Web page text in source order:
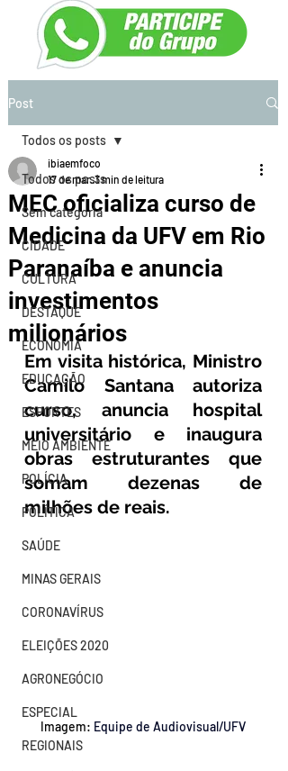
Post
Todos os posts
Sem categoria
CIDADE
CULTURA
DESTAQUE
ECONOMIA
EDUCAÇÃO
ESPORTES
MEIO AMBIENTE
POLÍCIA
POLÍTICA
SAÚDE
MINAS GERAIS
CORONAVÍRUS
ELEIÇÕES 2020
AGRONEGÓCIO
ESPECIAL
REGIONAIS
Todos os posts
MEC oficializa curso de
Medicina da UFV em Rio
Paranaíba e anuncia
investimentos
milionários
ibiaemfoco
17 de mar.3 min de leitura
Em visita histórica, Ministro
Camilo Santana autoriza
curso, anuncia hospital
universitário e inaugura
obras estruturantes que
somam dezenas de
milhões de reais.
Imagem: Equipe de Audiovisual/UFV